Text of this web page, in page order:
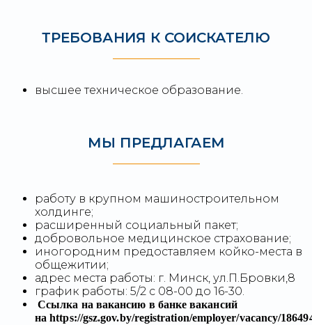
ТРЕБОВАНИЯ К СОИСКАТЕЛЮ
высшее техническое образование.
МЫ ПРЕДЛАГАЕМ
работу в крупном машиностроительном
холдинге;
расширенный социальный пакет;
добровольное медицинское страхование;
иногородним предоставляем койко-места в
общежитии;
адрес места работы: г. Минск, ул.П.Бровки,8
график работы: 5/2 с 08-00 до 16-30.
Ссылка на вакансию в банке вакансий
на https://gsz.gov.by/registration/employer/vacancy/